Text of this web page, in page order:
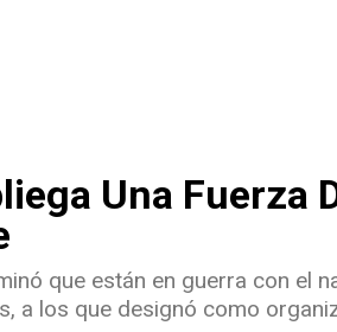
Una Fuerza
que están en guerra con el
a los que designó como